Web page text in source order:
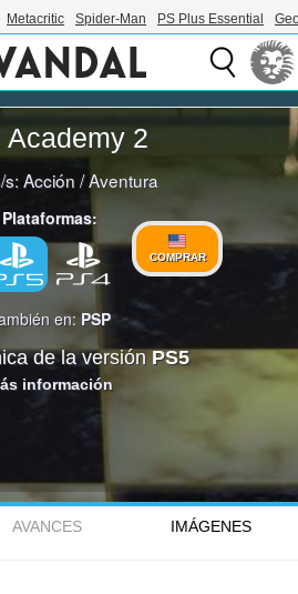
Metacritic Spider-Man PS Plus Essential
Academy 2
s:Acción /Aventura
Plataformas:
COMPRAR
en: PSP
de la versión PS5
información
AVANCES IMÁGENES